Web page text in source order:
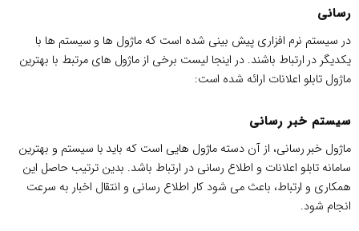
رسانی
در سیستم نرم افزاری پیش بینی شده است که ماژول ها و سیستم ها با
یکدیگر در ارتباط باشند. در اینجا لیست برخی از ماژول های مرتبط با بهترین
ماژول تابلو اعلانات ارائه شده است:
سیستم خبر رسانی
ماژول خبر رسانی، از آن دسته ماژول هایی است که باید با سیستم و بهترین
سامانه تابلو اعلانات و اطلاع رسانی در ارتباط باشد. بدین ترتیب حاصل این
همکاری و ارتباط، باعث می شود کار اطلاع رسانی و انتقال اخبار به سرعت
انجام شود.